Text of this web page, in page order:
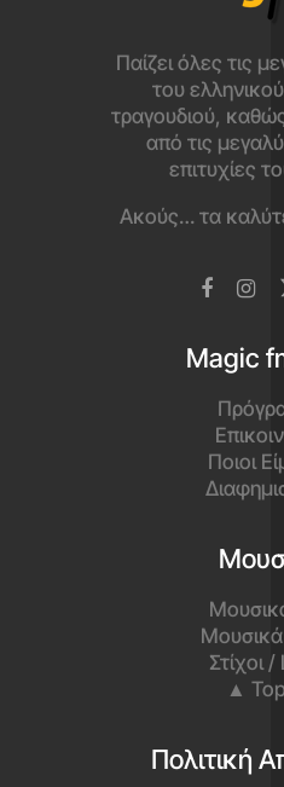
Παίζει όλες τις
του
τραγουδιού,
από τις
επιτυχίες
Ακούς… τα
Magic
Ποιοι
Στίχοι
▲
Πολιτική